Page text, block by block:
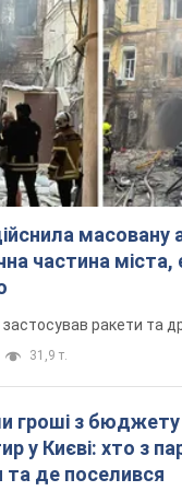
масовану
частина
ракети та
31,9 т.
гроші з
у Києві: хто з
де поселився